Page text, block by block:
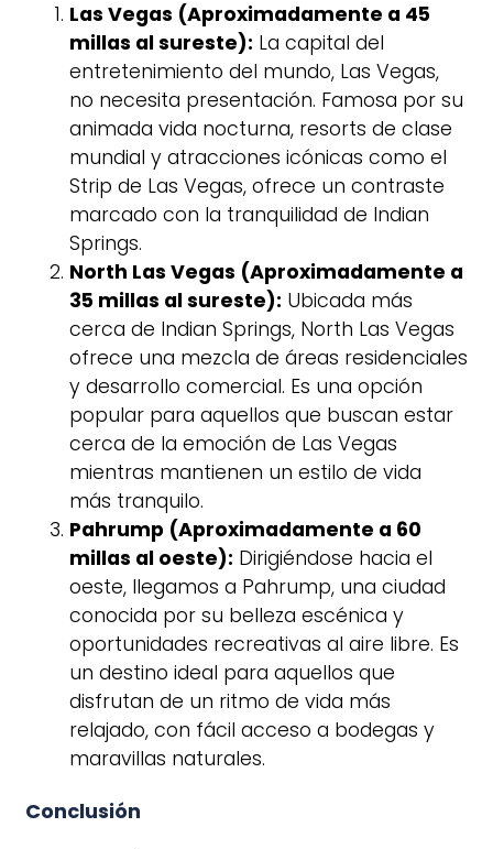
Las Vegas (Aproximadamente a 45
millas al sureste): La capital del
entretenimiento del mundo, Las Vegas,
no necesita presentación. Famosa por su
animada vida nocturna, resorts de clase
mundial y atracciones icónicas como el
Strip de Las Vegas, ofrece un contraste
marcado con la tranquilidad de Indian
Springs.
North Las Vegas (Aproximadamente a
35 millas al sureste): Ubicada más
cerca de Indian Springs, North Las Vegas
ofrece una mezcla de áreas residenciales
y desarrollo comercial. Es una opción
popular para aquellos que buscan estar
cerca de la emoción de Las Vegas
mientras mantienen un estilo de vida
más tranquilo.
Pahrump (Aproximadamente a 60
millas al oeste): Dirigiéndose hacia el
oeste, llegamos a Pahrump, una ciudad
conocida por su belleza escénica y
oportunidades recreativas al aire libre. Es
un destino ideal para aquellos que
disfrutan de un ritmo de vida más
relajado, con fácil acceso a bodegas y
maravillas naturales.
Conclusión